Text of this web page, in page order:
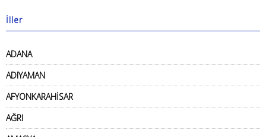
İller
ADANA
ADIYAMAN
AFYONKARAHİSAR
AĞRI